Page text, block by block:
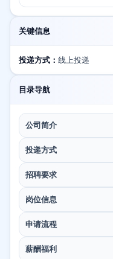
关键信息
投递方式： 线上投递
目录导航
公司简介
投递方式
招聘要求
岗位信息
申请流程
薪酬福利